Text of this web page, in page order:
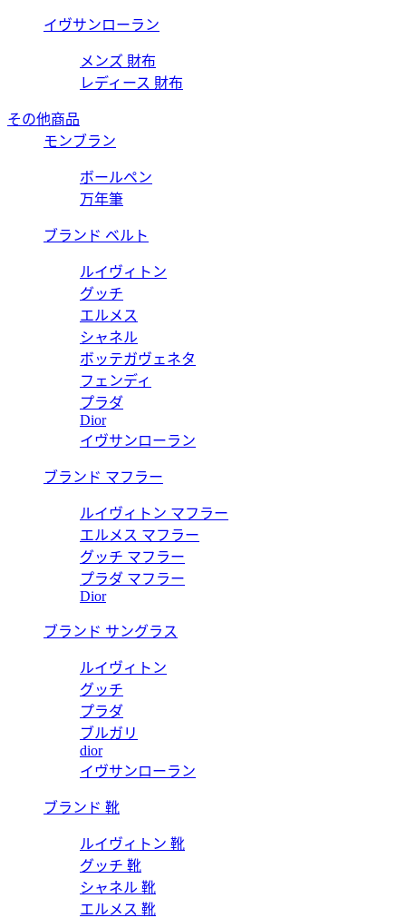
イヴサンローラン
メンズ 財布
レディース 財布
その他商品
モンブラン
ボールペン
万年筆
ブランド ベルト
ルイヴィトン
グッチ
エルメス
シャネル
ボッテガヴェネタ
フェンディ
プラダ
Dior
イヴサンローラン
ブランド マフラー
ルイヴィトン マフラー
エルメス マフラー
グッチ マフラー
プラダ マフラー
Dior
ブランド サングラス
ルイヴィトン
グッチ
プラダ
ブルガリ
dior
イヴサンローラン
ブランド 靴
ルイヴィトン 靴
グッチ 靴
シャネル 靴
エルメス 靴